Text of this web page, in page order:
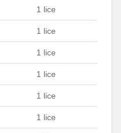
1 lice
1 lice
1 lice
1 lice
1 lice
1 lice